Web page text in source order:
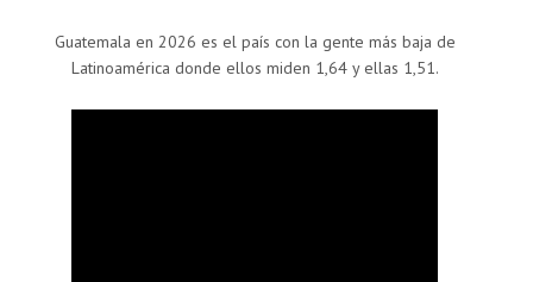
Guatemala en 2026 es el país con la gente más baja de
Latinoamérica donde ellos miden 1,64 y ellas 1,51.